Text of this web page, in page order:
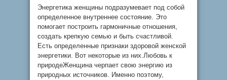
Энергетика женщины подразумевает под собой
определенное внутреннее состояние. Это
помогает построить гармоничные отношения,
создать крепкую семью и быть счастливой.
Есть определенные признаки здоровой женской
энергетики. Вот некоторые из них.Любовь к
природеЖенщина черпает свою энергию из
природных источников. Именно поэтому,